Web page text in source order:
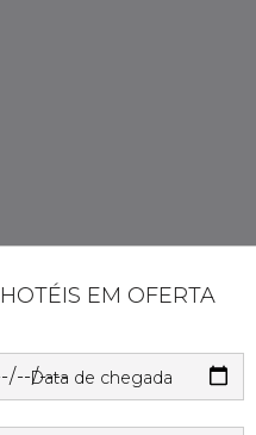
HOTÉIS EM OFERTA
Data de chegada